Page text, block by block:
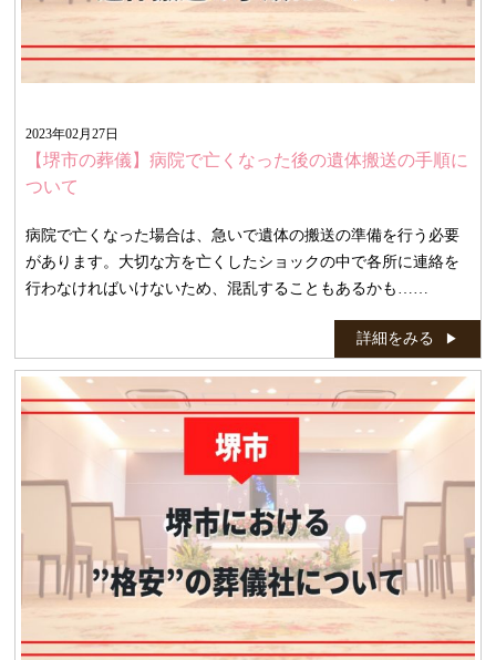
2023年02月27日
【堺市の葬儀】病院で亡くなった後の遺体搬送の手順に
ついて
病院で亡くなった場合は、急いで遺体の搬送の準備を行う必要
があります。大切な方を亡くしたショックの中で各所に連絡を
行わなければいけないため、混乱することもあるかも……
詳細をみる